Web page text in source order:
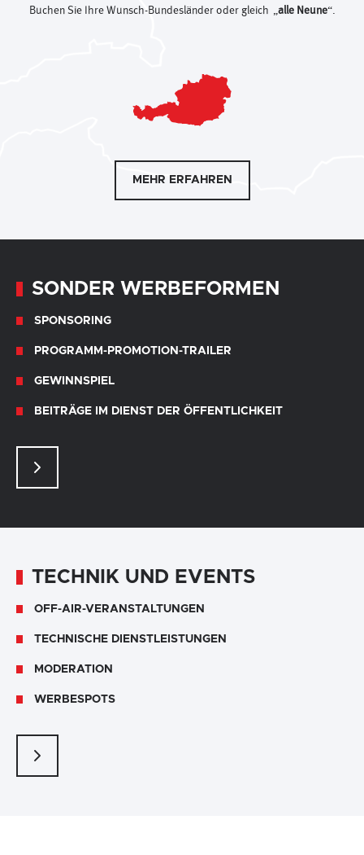
Buchen Sie Ihre Wunsch-Bundesländer oder gleich „alle Neune“.
MEHR ERFAHREN
SONDER WERBEFORMEN
SPONSORING
PROGRAMM-PROMOTION-TRAILER
GEWINNSPIEL
BEITRÄGE IM DIENST DER ÖFFENTLICHKEIT
TECHNIK UND EVENTS
OFF-AIR-VERANSTALTUNGEN
TECHNISCHE DIENSTLEISTUNGEN
MODERATION
WERBESPOTS